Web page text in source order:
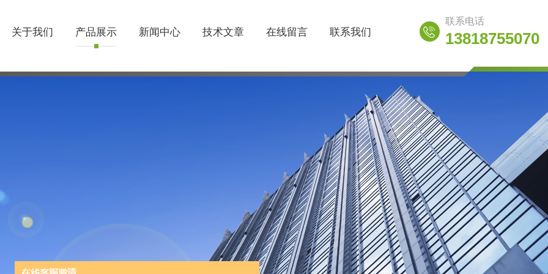
关于我们 产品展示 新闻中心 技术文章 在线留言 联系我们
联系电话
13818755070